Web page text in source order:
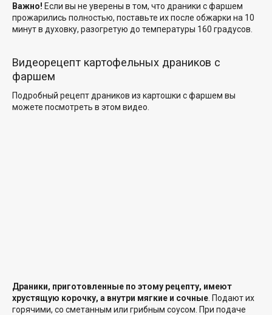
Важно! Если вы не уверены в том, что драники с фаршем
прожарились полностью, поставьте их после обжарки на 10
минут в духовку, разогретую до температуры 160 градусов.
Видеорецепт картофельных драников с
фаршем
Подробный рецепт драников из картошки с фаршем вы
можете посмотреть в этом видео.
Драники, приготовленные по этому рецепту, имеют
хрустящую корочку, а внутри мягкие и сочные . Подают их
горячими, со сметанным или грибным соусом. При подаче